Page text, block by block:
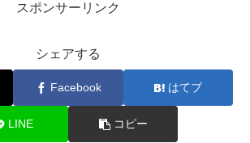
スポンサーリンク
シェアする
Facebook はてブ
LINE コピー